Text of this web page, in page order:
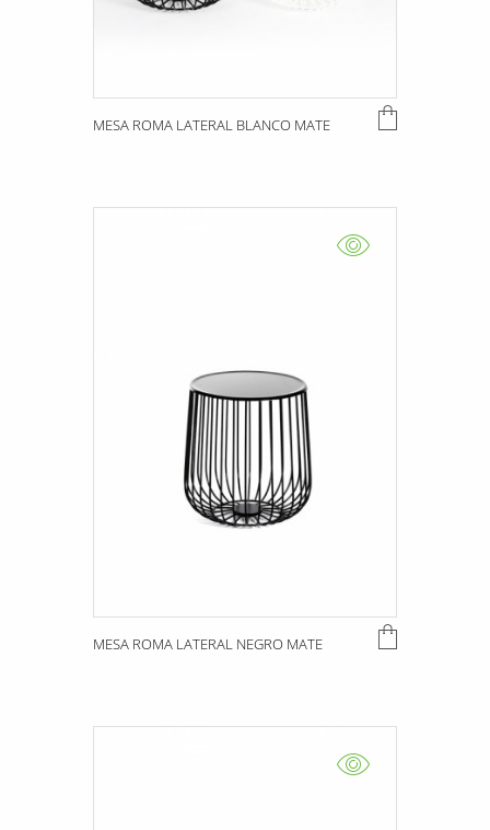
MESA ROMA LATERAL BLANCO MATE
MESA ROMA LATERAL NEGRO MATE